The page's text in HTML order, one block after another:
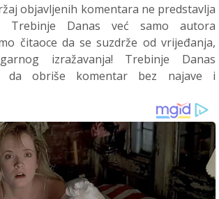
objavljenih komentara ne predstavlja
Trebinje Danas već samo autora
čitaoce da se suzdrže od vrijeđanja,
izražavanja! Trebinje Danas
da obriše komentar bez najave i